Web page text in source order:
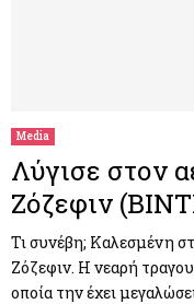
Media
Λύγισε στον
Ζόζεφιν
Τι συνέβη; Καλεσμένη
Ζόζεφιν. Η νεαρή
οποία την έχει